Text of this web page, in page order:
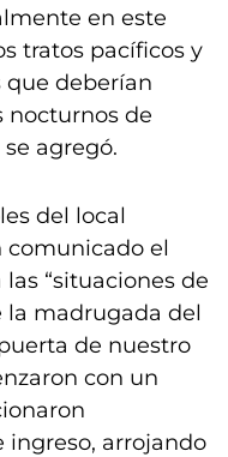
en este
tratos pacíficos y
que deberían
nocturnos de
agregó.
del local
comunicado el
“situaciones de
la madrugada del
de nuestro
con un
ingreso, arrojando